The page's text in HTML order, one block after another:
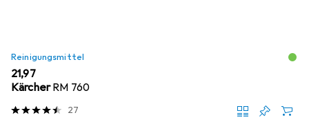
Reinigungsmittel
EUR
21,97
KärcherRM 760
27